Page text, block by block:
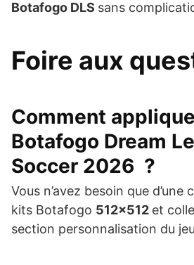
Botafogo DLS sans
Foire aux
Comment
Botafogo Dream
Soccer 2026 ?
Vous n’avez besoin que d’une
kits Botafogo 512×512 et
section personnalisation du